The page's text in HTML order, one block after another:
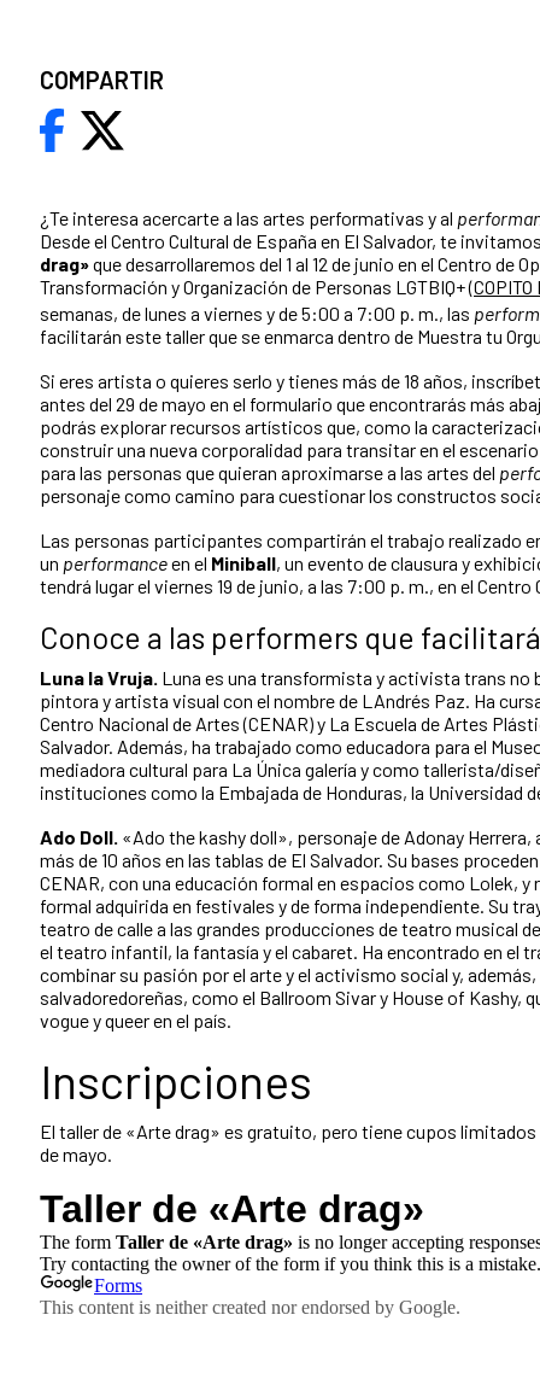
¿Te interesa acercarte a las artes performativas y al
Desde el Centro Cultural de España en El Salvador, te
drag»que desarrollaremos del 1 al 12 de junio en el Centro de
Transformación y Organización de Personas LGTBIQ+ (COPITO
semanas, de lunes a viernes y de 5:00 a 7:00 p. m., las
facilitarán este taller que se enmarca dentro de Muestra tu
Si eres artista o quieres serlo y tienes más de 18 años,
antes del 29 de mayo en el formulario que encontrarás más
podrás explorar recursos artísticos que, como la
construir una nueva corporalidad para transitar en el
para las personas que quieran aproximarse a las artes del
personaje como camino para cuestionar los constructos
Las personas participantes compartirán el trabajo realizado
un performanceen el Miniball, un evento de clausura y
tendrá lugar el viernes 19 de junio, a las 7:00 p. m., en el Centro
Conoce a las performers que
Luna la Vruja. Luna es una transformista y activista trans no
pintora y artista visual con el nombre de LAndrés Paz. Ha
Centro Nacional de Artes (CENAR) y La Escuela de Artes
Salvador. Además, ha trabajado como educadora para el
mediadora cultural para La Única galería y como tallerista/
instituciones como la Embajada de Honduras, la Universidad
Ado Doll. «Ado the kashy doll», personaje de Adonay
más de 10 años en las tablas de El Salvador. Su bases
CENAR, con una educación formal en espacios como Lolek,
formal adquirida en festivales y de forma independiente. Su
teatro de calle a las grandes producciones de teatro musical
el teatro infantil, la fantasía y el cabaret. Ha encontrado en el
combinar su pasión por el arte y el activismo social y, además,
salvadoredoreñas, como el Ballroom Sivar y House of Kashy,
vogue y queer en el país.
Inscripciones
El taller de «Arte drag» es gratuito, pero tiene cupos
de mayo.
COMPARTIR